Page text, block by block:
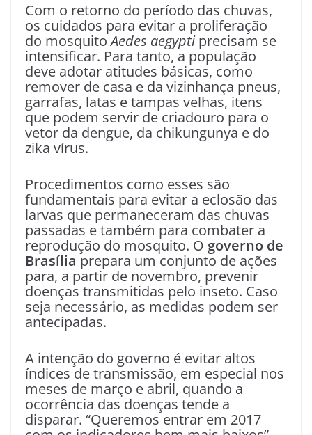
Com o retorno do período das chuvas,
os cuidados para evitar a proliferação
do mosquitoAedes aegyptiprecisam se
intensificar. Para tanto, a população
deve adotar atitudes básicas, como
remover de casa e da vizinhança pneus,
garrafas, latas e tampas velhas, itens
que podem servir de criadouro para o
vetor da dengue, da chikungunya e do
zika vírus.
Procedimentos como esses são
fundamentais para evitar a eclosão das
larvas que permaneceram das chuvas
passadas e também para combater a
reprodução do mosquito. O governo de
Brasília prepara um conjunto de ações
para, a partir de novembro, prevenir
doenças transmitidas pelo inseto. Caso
seja necessário, as medidas podem ser
antecipadas.
A intenção do governo é evitar altos
índices de transmissão, em especial nos
meses de março e abril, quando a
ocorrência das doenças tende a
disparar. “Queremos entrar em 2017